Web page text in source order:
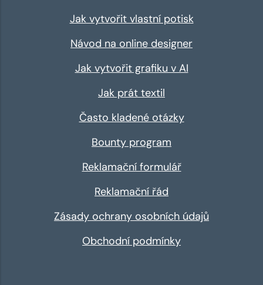
Jak vytvořit vlastní potisk
Návod na online designer
Jak vytvořit grafiku v AI
Jak prát textil
Často kladené otázky
Bounty program
Reklamační formulář
Reklamační řád
Zásady ochrany osobních údajů
Obchodní podmínky